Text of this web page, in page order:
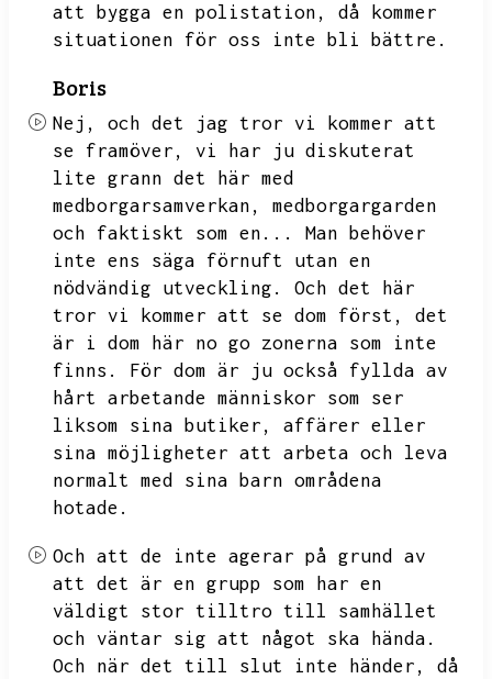
att bygga en polistation,
då kommer
situationen för oss inte bli bättre.
Boris
Nej,
och det jag tror vi kommer att
se framöver,
vi har ju diskuterat
lite grann det här med
medborgarsamverkan,
medborgargarden
och faktiskt som en...
Man behöver
inte ens säga förnuft utan en
nödvändig utveckling.
Och det här
tror vi kommer att se dom först,
det
är i dom här no go zonerna som inte
finns.
För dom är ju också fyllda av
hårt arbetande människor som ser
liksom sina butiker,
affärer eller
sina möjligheter att arbeta och leva
normalt med sina barn områdena
hotade.
Och att de inte agerar på grund av
att det är en grupp som har en
väldigt stor tilltro till samhället
och väntar sig att något ska hända.
Och när det till slut inte händer,
då